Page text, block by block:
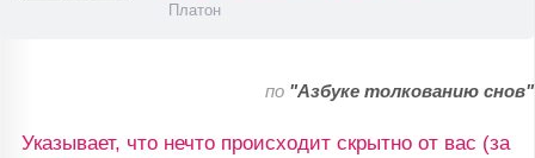
Платон
по "Азбуке толкованию снов"
Указывает, что нечто происходит скрытно от вас (за